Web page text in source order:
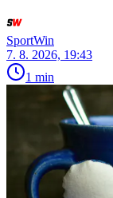
SportWin
7. 8. 2026, 19:43
1 min